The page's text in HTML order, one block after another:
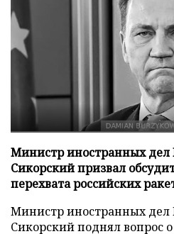
Министр иностранных дел
Сикорский призвал
перехвата российских
Министр иностранных дел
Сикорский поднял вопрос